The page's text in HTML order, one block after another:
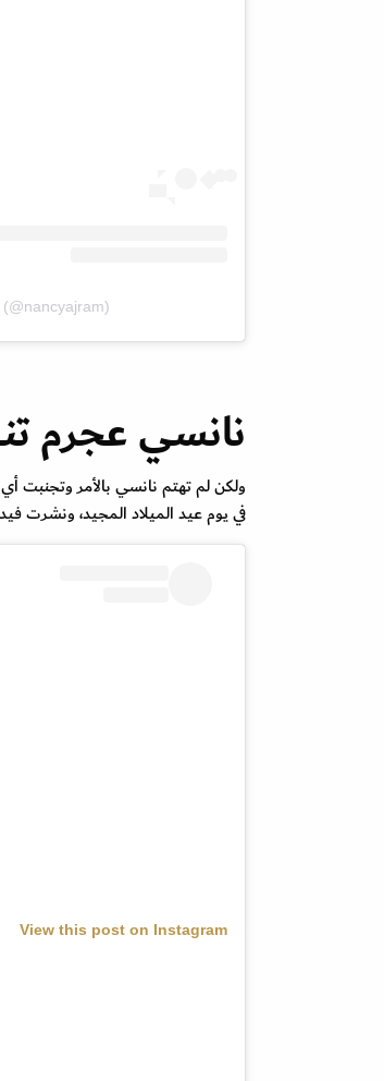
نانسي عجرم
ولكن لم تهتم نانسي بالأمر وتجنبت
في يوم عيد الميلاد المجيد، ونشرت
View this post on Instagram